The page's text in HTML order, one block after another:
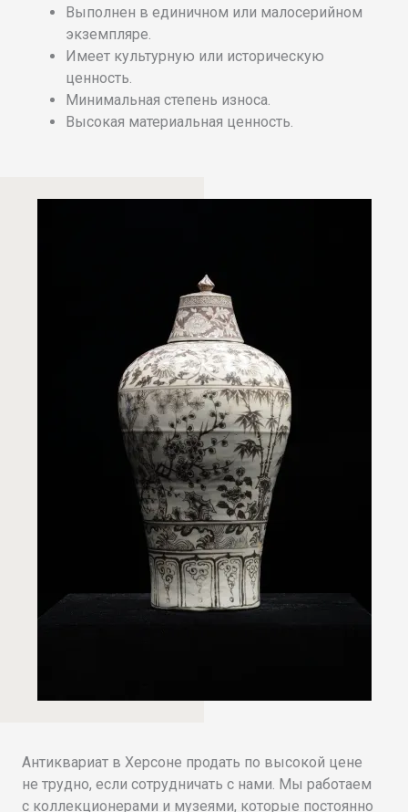
Выполнен в единичном или малосерийном
экземпляре.
Имеет культурную или историческую
ценность.
Минимальная степень износа.
Высокая материальная ценность.
Антиквариат в Херсоне продать по высокой цене
не трудно, если сотрудничать с нами. Мы работаем
с коллекционерами и музеями, которые постоянно